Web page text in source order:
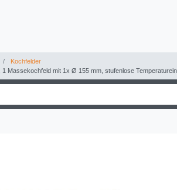
Kochfelder
Massekochfeld mit 1x Ø 155 mm, stufenlose